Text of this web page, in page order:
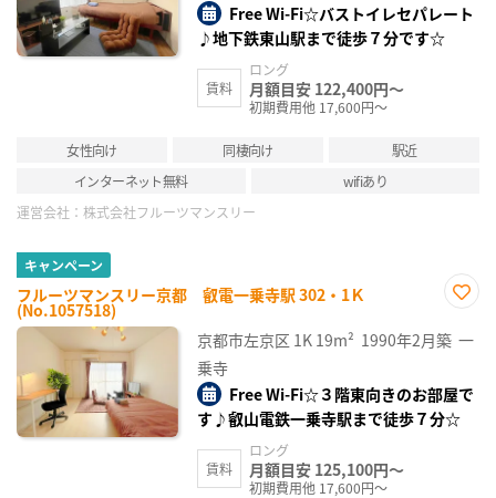
Free Wi-Fi☆バストイレセパレート
♪地下鉄東山駅まで徒歩７分です☆
賃料
ロング
月額目安 122,400円～
初期費用他 17,600円～
女性向け 同棲向け
駅近
インターネット無料
wifiあり
運営会社： 株式会社フルーツマンスリー
キャンペーン
フルーツマンスリー京都 叡電一乗寺駅 302・1Ｋ
(No.1057518)
に入
り登
京都市左京区 1K 19m² 1990年2月築 一
乗寺
Free Wi-Fi☆３階東向きのお部屋で
す♪叡山電鉄一乗寺駅まで徒歩７分☆
賃料
ロング
月額目安 125,100円～
初期費用他 17,600円～